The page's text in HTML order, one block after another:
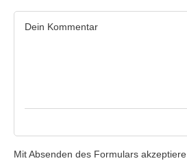
Mit Absenden des Formulars